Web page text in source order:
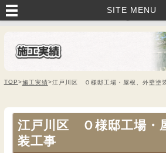
いすみ市・茂原市・睦沢町で外壁塗装・塗り
SITE MENU
TOP>施工実績>江戸川区 Ｏ様邸工場・屋根、外壁塗
江戸川区 Ｏ様邸工場・
装工事